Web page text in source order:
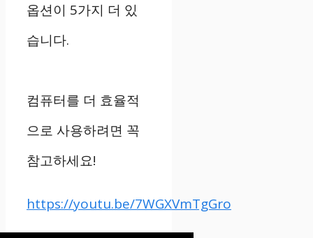
옵션이 5가지 더 있
습니다.
컴퓨터를 더 효율적
으로 사용하려면 꼭
참고하세요!
https://youtu.be/7WGXVmTgGro